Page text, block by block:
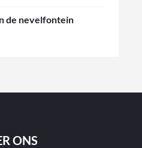
de nevelfontein
ONS